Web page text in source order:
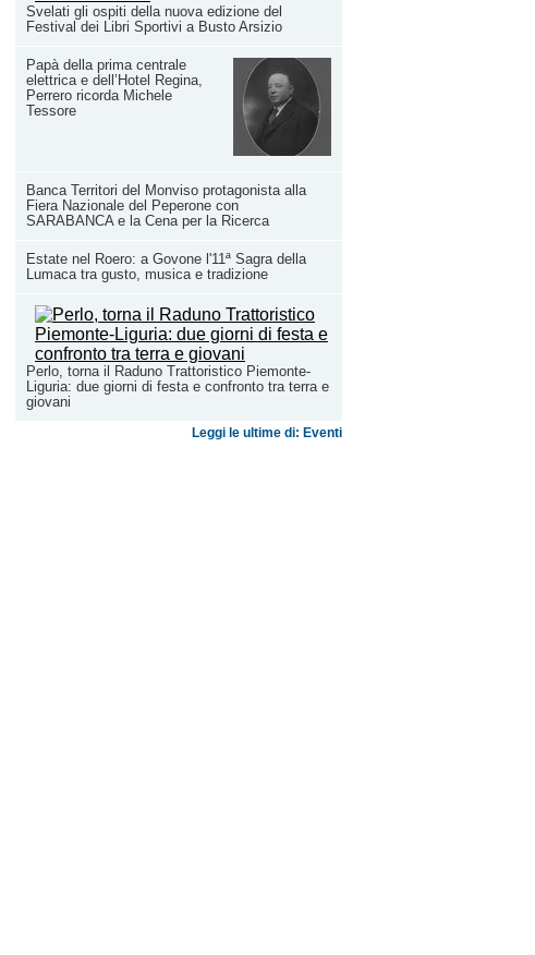
Svelati gli ospiti della nuova edizione del
Festival dei Libri Sportivi a Busto Arsizio
Papà della prima centrale
elettrica e dell’Hotel Regina,
Perrero ricorda Michele
Tessore
Banca Territori del Monviso protagonista alla
Fiera Nazionale del Peperone con
SARABANCA e la Cena per la Ricerca
Estate nel Roero: a Govone l'11ª Sagra della
Lumaca tra gusto, musica e tradizione
Perlo, torna il Raduno Trattoristico Piemonte-
Liguria: due giorni di festa e confronto tra terra e
giovani
Leggi le ultime di: Eventi